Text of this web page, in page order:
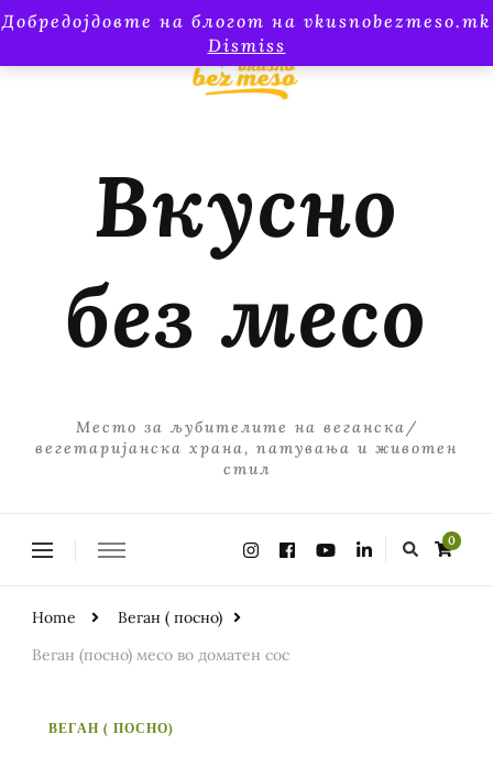
Добредојдовте на блогот на vkusnobezmeso.mk
Dismiss
Вкусно
без месо
Место за љубителите на веганска/
вегетаријанска храна, патувања и животен
стил
0
Home
Веган ( посно)
Веган (посно) месо во доматен сос
ВЕГАН ( ПОСНО)